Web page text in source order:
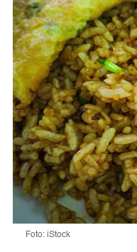
Foto: iStock